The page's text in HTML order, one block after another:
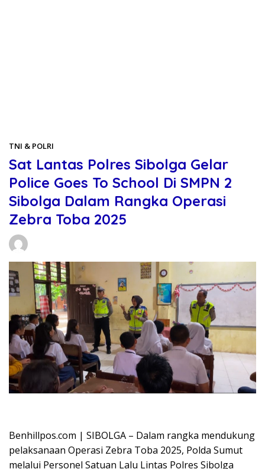
TNI & POLRI
Sat Lantas Polres Sibolga Gelar
Police Goes To School Di SMPN 2
Sibolga Dalam Rangka Operasi
Zebra Toba 2025
Benhillpos.com | SIBOLGA – Dalam rangka mendukung
pelaksanaan Operasi Zebra Toba 2025, Polda Sumut
melalui Personel Satuan Lalu Lintas Polres Sibolga